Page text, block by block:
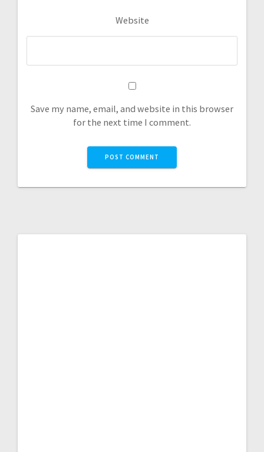
Website
Save my name, email, and website in this browser
for the next time I comment.